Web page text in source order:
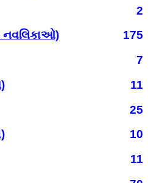
2
નવલિકાઓ)
175
7
11
25
10
11